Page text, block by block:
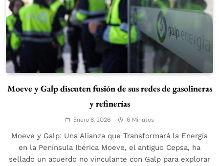
Moeve y Galp discuten fusión de sus redes de gasolineras
y refinerías
Enero 8, 2026 6 Minutos
Moeve y Galp: Una Alianza que Transformará la Energía
en la Península Ibérica Moeve, el antiguo Cepsa, ha
sellado un acuerdo no vinculante con Galp para explorar